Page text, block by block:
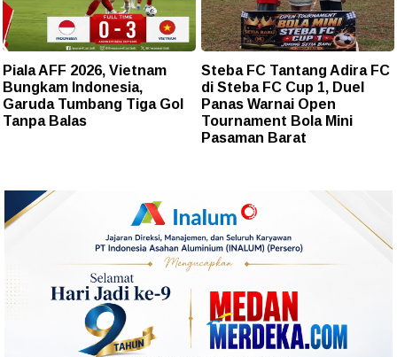
Piala AFF 2026, Vietnam
Bungkam Indonesia,
Garuda Tumbang Tiga Gol
Tanpa Balas
Steba FC Tantang Adira FC
di Steba FC Cup 1, Duel
Panas Warnai Open
Tournament Bola Mini
Pasaman Barat